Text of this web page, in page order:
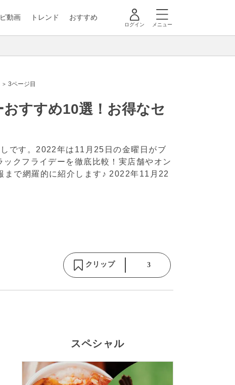
動画 トレンド おすすめ
ログイン メニュー
3ページ目
すすめ10選！お得なセ
です。2022年は11月25日の金曜日がブ
クフライデーを徹底比較！実店舗やオン
まで網羅的に紹介します♪ 2022年11月22
クリップ 3
スペシャル